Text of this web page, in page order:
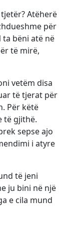
Atëherë
për
ta bëni atë në
të mirë,
vetëm disa
të tjerat për
Për këtë
të gjithë.
sepse ajo
i atyre
të jeni
ju bini në një
e cila mund